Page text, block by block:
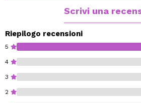
Scrivi una
Riepilogo recensioni
5
4
3
2